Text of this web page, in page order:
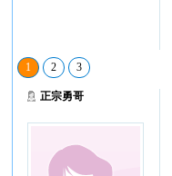
1 2 3
正宗勇哥